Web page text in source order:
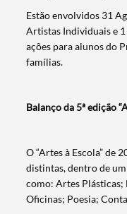
Termo de
Estão envolvidos 31
Artistas Individuais e
ações para alunos do
famílias.
Balanço da 5ª edição
O “Artes à Escola” de
distintas, dentro de
como: Artes Plásticas;
Oficinas; Poesia;